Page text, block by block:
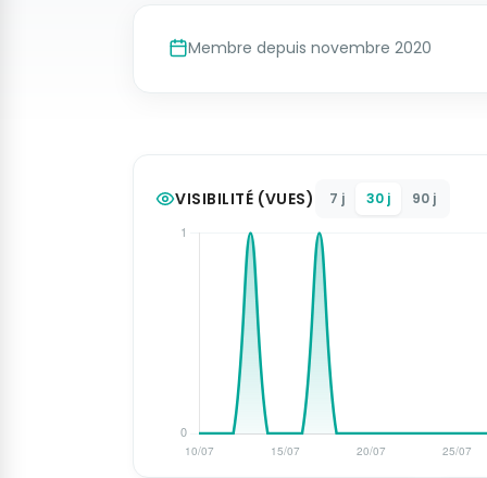
Membre depuis novembre 2020
VISIBILITÉ (VUES) 7 j 30 j 90 j